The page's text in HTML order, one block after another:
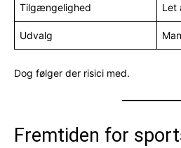
Tilgængelighed Let
Udvalg
Dog følger der risici med.
Fremtiden for